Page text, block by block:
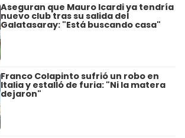
Aseguran que Mauro Icardi ya tendría
nuevo club tras su salida del
Galatasaray: "Está buscando casa"
Franco Colapinto sufrió un robo en
Italia y estalló de furia: "Ni la matera
dejaron"